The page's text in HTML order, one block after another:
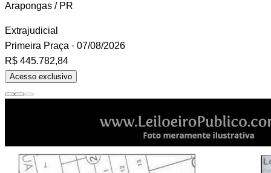
Arapongas / PR
Extrajudicial
Primeira Praça · 07/08/2026
R$ 445.782,84
Acesso exclusivo